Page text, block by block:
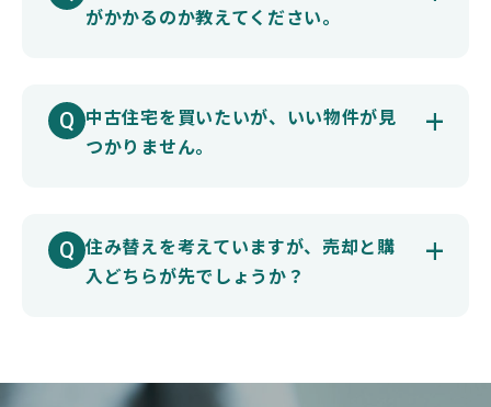
がかかるのか教えてください。
中古住宅を買いたいが、いい物件が見
つかりません。
住み替えを考えていますが、売却と購
入どちらが先でしょうか？